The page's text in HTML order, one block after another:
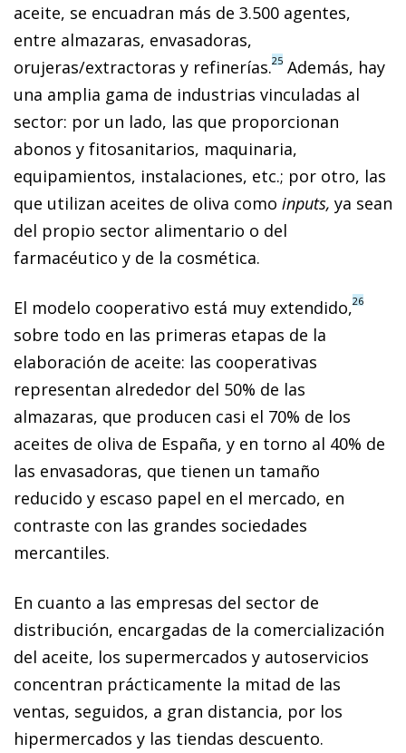
aceite, se encuadran más de 3.500 agentes,
entre almazaras, envasadoras,
orujeras/extractoras y refinerías.25 Además, hay
una amplia gama de industrias vinculadas al
sector: por un lado, las que proporcionan
abonos y fitosanitarios, maquinaria,
equipamientos, instalaciones, etc.; por otro, las
que utilizan aceites de oliva como inputs, ya sean
del propio sector alimentario o del
farmacéutico y de la cosmética.
El modelo cooperativo está muy extendido,26
sobre todo en las primeras etapas de la
elaboración de aceite: las cooperativas
representan alrededor del 50% de las
almazaras, que producen casi el 70% de los
aceites de oliva de España, y en torno al 40% de
las envasadoras, que tienen un tamaño
reducido y escaso papel en el mercado, en
contraste con las grandes sociedades
mercantiles.
En cuanto a las empresas del sector de
distribución, encargadas de la comercialización
del aceite, los supermercados y autoservicios
concentran prácticamente la mitad de las
ventas, seguidos, a gran distancia, por los
hipermercados y las tiendas descuento.